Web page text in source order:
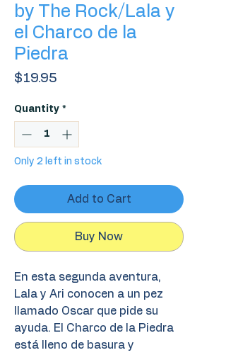
by The Rock/Lala y
el Charco de la
Piedra
$19.95
Quantity *
Only 2 left in stock
Add to Cart
Buy Now
En esta segunda aventura,
Lala y Ari conocen a un pez
llamado Oscar que pide su
ayuda. El Charco de la Piedra
está lleno de basura y